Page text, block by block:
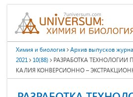
Химия и биология
Архив выпусков
2021
10(88)
РАЗРАБОТКА ТЕХНОЛОГИИ
КАЛИЯ КОНВЕРСИОННО –